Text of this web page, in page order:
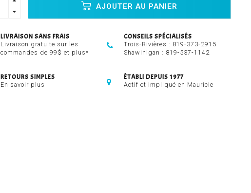
AJOUTER AU PANIER
LIVRAISON SANS FRAIS
Livraison gratuite sur les
commandes de 99$ et plus*
CONSEILS SPÉCIALISÉS
Trois-Rivières : 819-373-2915
Shawinigan : 819-537-1142
RETOURS SIMPLES
En savoir plus
ÉTABLI DEPUIS 1977
Actif et impliqué en Mauricie